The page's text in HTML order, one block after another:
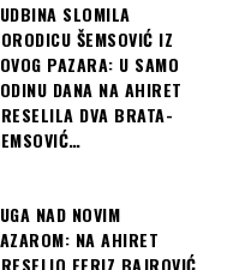
SLOMILA
ŠEMSOVIĆ IZ
PAZARA: U SAMO
DANA NA AHIRET
DVA BRATA-
NAD NOVIM
NA AHIRET